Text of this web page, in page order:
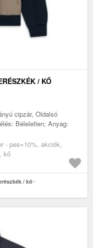
/ KŐ
cipzár, Oldalsó
Béleletlen; Anyag:
- pes=10%, akciók,
kő
/ kő